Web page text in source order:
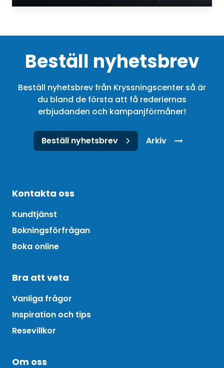
Beställ nyhetsbrev
Beställ nyhetsbrev från Kryssningscenter så är
du bland de första att få rederiernas
erbjudanden och kampanjförmåner!
Beställ nyhetsbrev Arkiv
Kontakta oss
Kundtjänst
Bokningsförfrågan
Boka online
Bra att veta
Vanliga frågor
Inspiration och tips
Resevillkor
Om oss